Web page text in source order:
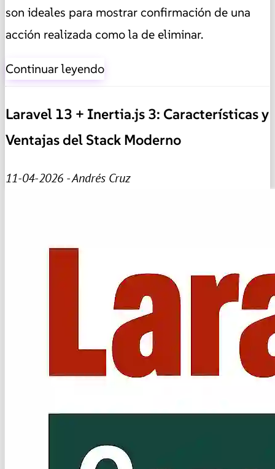
son ideales para mostrar confirmación de una
acción realizada como la de eliminar.
Continuar leyendo
Laravel 13 + Inertia.js 3: Características y
Ventajas del Stack Moderno
11-04-2026 - Andrés Cruz